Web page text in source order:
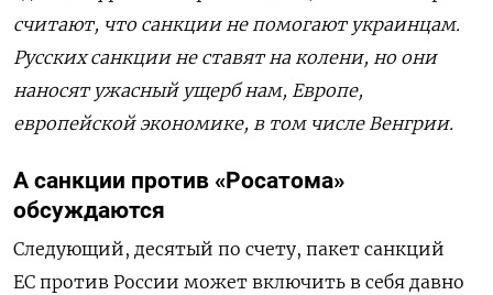
считают, что санкции не помогают украинцам.
Русских санкции не ставят на колени, но они
наносят ужасный ущерб нам, Европе,
европейской экономике, в том числе Венгрии.
А санкции против «Росатома»
обсуждаются
Следующий, десятый по счету, пакет санкций
ЕС против России может включить в себя давно